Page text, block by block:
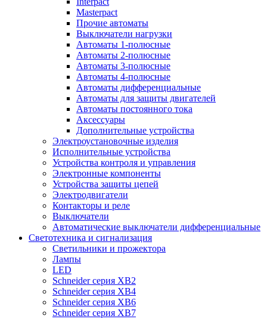
Masterpact
Прочие автоматы
Выключатели нагрузки
Автоматы 1-полюсные
Автоматы 2-полюсные
Автоматы 3-полюсные
Автоматы 4-полюсные
Автоматы дифференциальные
Автоматы для защиты двигателей
Автоматы постоянного тока
Аксессуары
Дополнительные устройства
Электроустановочные изделия
Исполнительные устройства
Устройства контроля и управления
Электронные компоненты
Устройства защиты цепей
Электродвигатели
Контакторы и реле
Выключатели
Автоматические выключатели дифференциальные
Светотехника и сигнализация
Светильники и прожектора
Лампы
LED
Schneider серия XB2
Schneider серия XB4
Schneider серия XB6
Schneider серия XB7